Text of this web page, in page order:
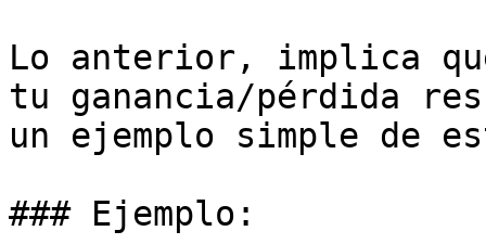
Lo anterior, implica
tu ganancia/pérdida
un ejemplo simple de
### Ejemplo: